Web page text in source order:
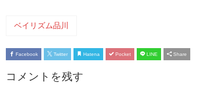
ベイリズム品川
Facebook Twitter Hatena Pocket LINE Share
コメントを残す